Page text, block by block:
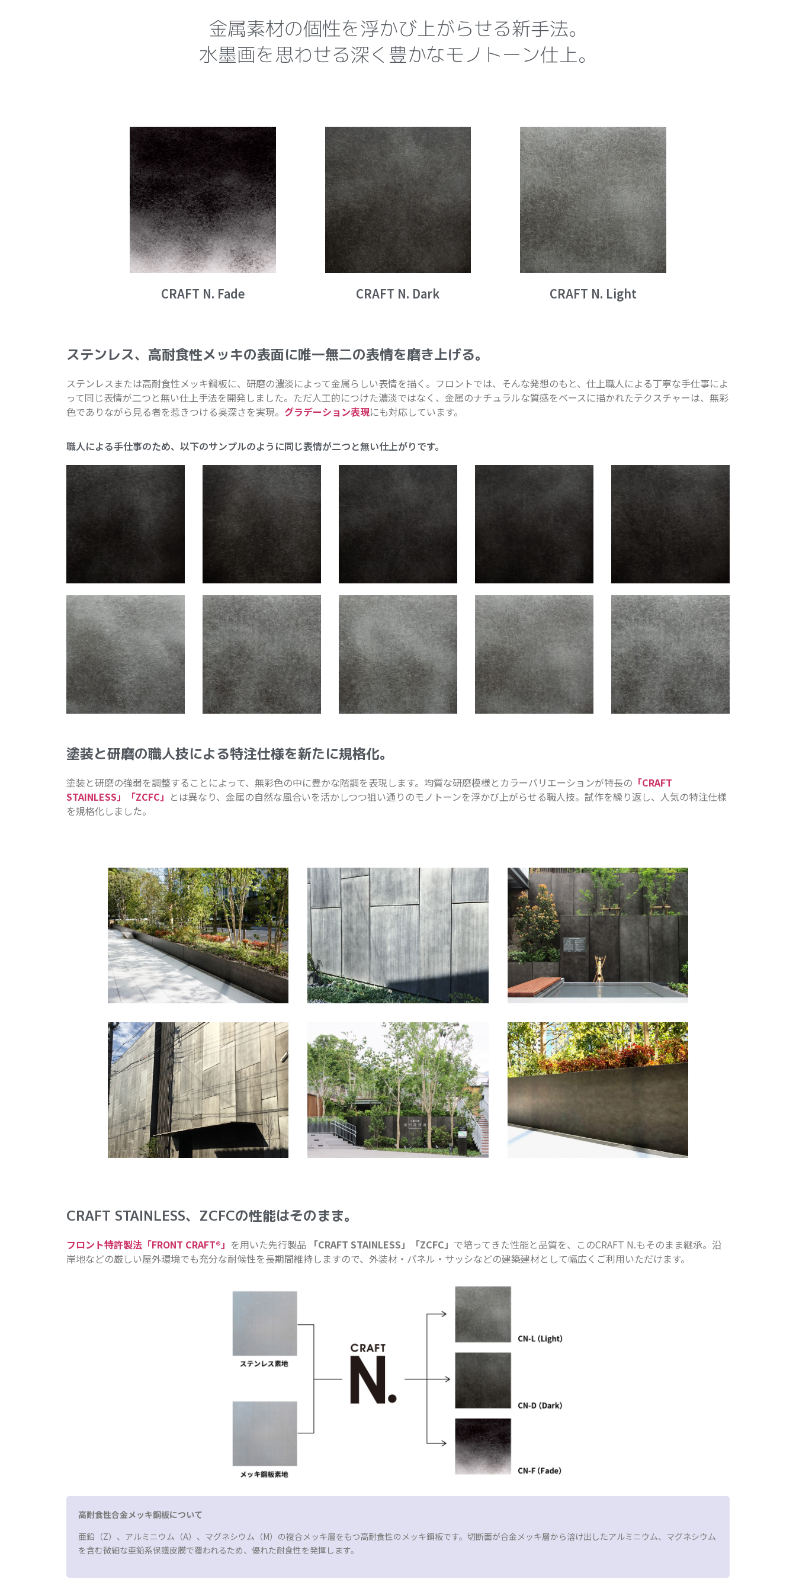
金属素材の個性を浮かび上がらせる新手法。
水墨画を思わせる深く豊かなモノトーン仕上。
CRAFT N. Fade CRAFT N. Dark CRAFT N. Light
ステンレス、高耐食性メッキの表面に唯一無二の表情を磨き上げる。
ステンレスまたは高耐食性メッキ鋼板に、研磨の濃淡によって金属らしい表情を描く。フロントでは、そんな発想のもと、仕上職人による丁寧な手仕事によ
って同じ表情が二つと無い仕上手法を開発しました。ただ人工的につけた濃淡ではなく、金属のナチュラルな質感をベースに描かれたテクスチャーは、無彩
色でありながら見る者を惹きつける奥深さを実現。 グラデーション表現にも対応しています。
職人による手仕事のため、以下のサンプルのように同じ表情が二つと無い仕上がりです。
塗装と研磨の職人技による特注仕様を新たに規格化。
塗装と研磨の強弱を調整することによって、無彩色の中に豊かな階調を表現します。均質な研磨模様とカラーバリエーションが特長の 「CRAFT
STAINLESS」
「ZCFC」 とは異なり、金属の自然な風合いを活かしつつ狙い通りのモノトーンを浮かび上がらせる職人技。試作を繰り返し、人気の特注仕様
を規格化しました。
CRAFT STAINLESS、ZCFCの性能はそのまま。
フロント特許製法「FRONT CRAFT®」 を用いた先行製品 「CRAFT STAINLESS」「ZCFC」 で培ってきた性能と品質を、このCRAFT N.もそのまま継承。沿
岸地などの厳しい屋外環境でも充分な耐候性を長期間維持しますので、外装材・パネル・サッシなどの建築建材として幅広くご利用いただけます。
高耐食性合金メッキ鋼板について
亜鉛（Z）、アルミニウム（A）、マグネシウム（M）の複合メッキ層をもつ高耐食性のメッキ鋼板です。切断面が合金メッキ層から溶け出したアルミニウム、マグネシウム
を含む微細な亜鉛系保護皮膜で覆われるため、優れた耐食性を発揮します。